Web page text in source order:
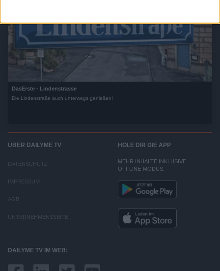
DasErste - Lindenstrasse
Die Lindenstraße auch unterwegs genießen!
ÜBER DAILYME TV
DATENSCHUTZ
IMPRESSUM
AGB
UNTERNEHMENSSEITE
HOLE DIR DIE APP
MEHR INHALTE INKLUSIVE,
OFFLINE-MODUS:
DAILYME TV IM WEB: